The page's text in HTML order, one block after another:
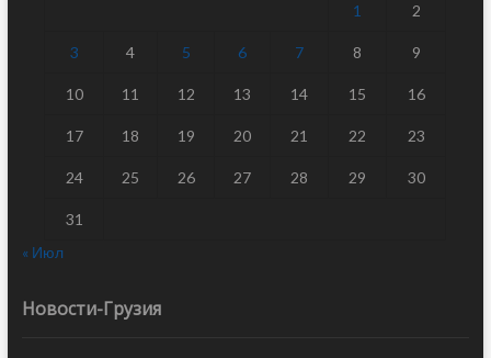
1 2
3 4 5 6 7 8 9
10 11 12 13 14 15 16
17 18 19 20 21 22 23
24 25 26 27 28 29 30
31
« Июл
Новости-Грузия